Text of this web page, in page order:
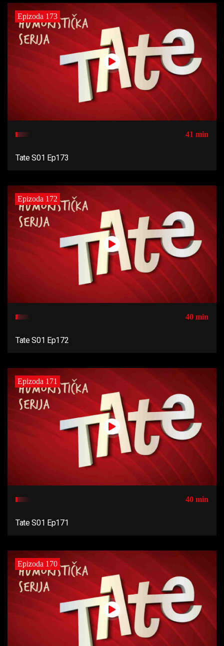
Epizoda 173
41 min
Tate S01 Ep173
Epizoda 172
40 min
Tate S01 Ep172
Epizoda 171
40 min
Tate S01 Ep171
Epizoda 170